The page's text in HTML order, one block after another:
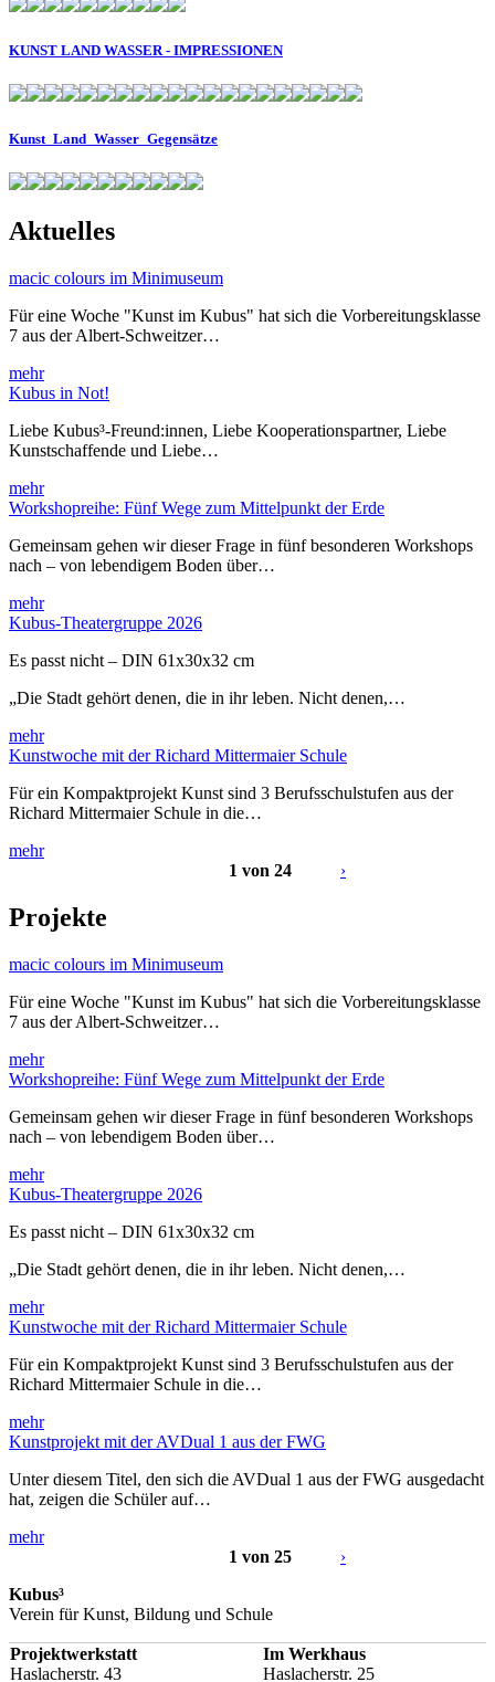
KUNST LAND WASSER - IMPRESSIONEN
Kunst_Land_Wasser_Gegensätze
Aktuelles
macic colours im Minimuseum
Für eine Woche "Kunst im Kubus" hat sich die Vorbereitungsklasse
7 aus der Albert-Schweitzer…
mehr
Kubus in Not!
Liebe Kubus³-Freund:innen, Liebe Kooperationspartner, Liebe
Kunstschaffende und Liebe…
mehr
Workshopreihe: Fünf Wege zum Mittelpunkt der Erde
Gemeinsam gehen wir dieser Frage in fünf besonderen Workshops
nach – von lebendigem Boden über…
mehr
Kubus-Theatergruppe 2026
Es passt nicht – DIN 61x30x32 cm
„Die Stadt gehört denen, die in ihr leben. Nicht denen,…
mehr
Kunstwoche mit der Richard Mittermaier Schule
Für ein Kompaktprojekt Kunst sind 3 Berufsschulstufen aus der
Richard Mittermaier Schule in die…
mehr
1 von 24
›
Projekte
macic colours im Minimuseum
Für eine Woche "Kunst im Kubus" hat sich die Vorbereitungsklasse
7 aus der Albert-Schweitzer…
mehr
Workshopreihe: Fünf Wege zum Mittelpunkt der Erde
Gemeinsam gehen wir dieser Frage in fünf besonderen Workshops
nach – von lebendigem Boden über…
mehr
Kubus-Theatergruppe 2026
Es passt nicht – DIN 61x30x32 cm
„Die Stadt gehört denen, die in ihr leben. Nicht denen,…
mehr
Kunstwoche mit der Richard Mittermaier Schule
Für ein Kompaktprojekt Kunst sind 3 Berufsschulstufen aus der
Richard Mittermaier Schule in die…
mehr
Kunstprojekt mit der AVDual 1 aus der FWG
Unter diesem Titel, den sich die AVDual 1 aus der FWG ausgedacht
hat, zeigen die Schüler auf…
mehr
1 von 25
›
Kubus³
Verein für Kunst, Bildung und Schule
Projektwerkstatt
Haslacherstr. 43
Im Werkhaus
Haslacherstr. 25